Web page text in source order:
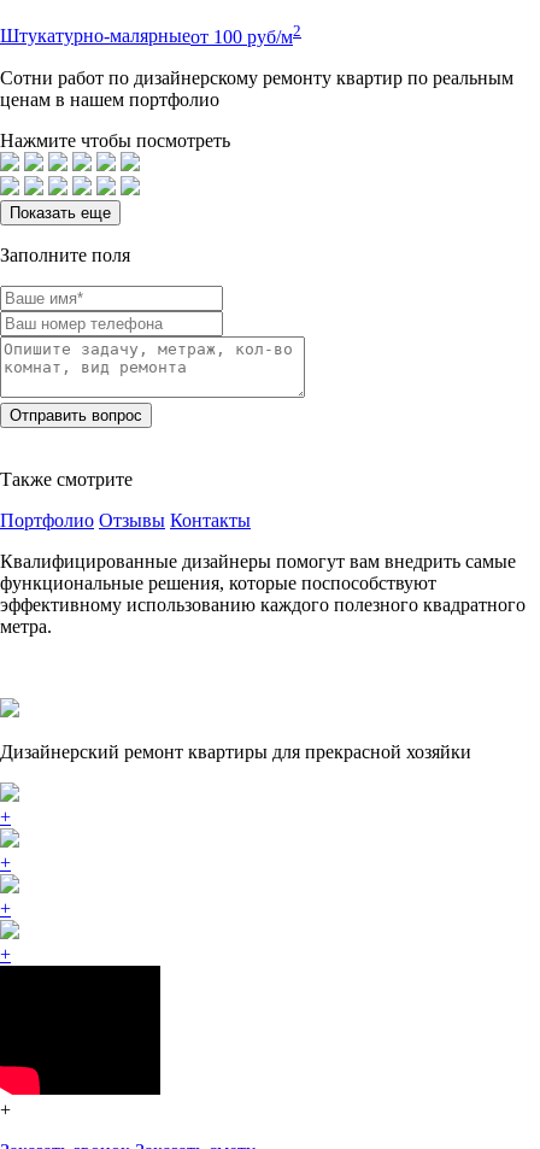
Штукатурно-малярныеот 100 руб/м2
Сотни работ по дизайнерскому ремонту квартир по реальным
ценам в нашем портфолио
Нажмите чтобы посмотреть
Показать еще
Заполните поля
Также смотрите
Портфолио Отзывы Контакты
Квалифицированные дизайнеры помогут вам внедрить самые
функциональные решения, которые поспособствуют
эффективному использованию каждого полезного квадратного
метра.
Дизайнерский ремонт квартиры для прекрасной хозяйки
+
+
+
+
+